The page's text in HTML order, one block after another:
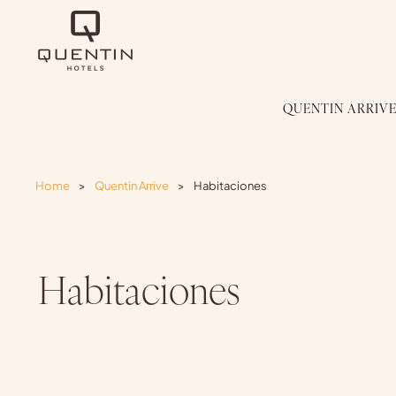
QUENTIN ARRIVE
Home > Quentin Arrive > Habitaciones
Habitaciones